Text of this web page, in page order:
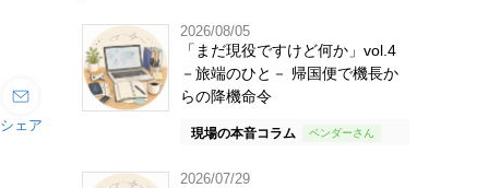
シェア
2026/08/05
「まだ現役ですけど何か」vol.4
－旅端のひと－ 帰国便で機長か
らの降機命令
現場の本音コラム
2026/07/29